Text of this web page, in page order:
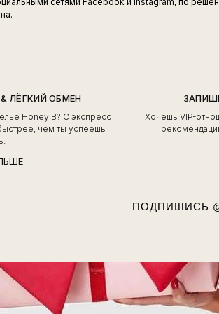
ЛЁГКИЙ ОБМЕН
Honey B? С экспресс
чем ты успеешь
Хочешь VIP-
ПОДПИШИСЬ